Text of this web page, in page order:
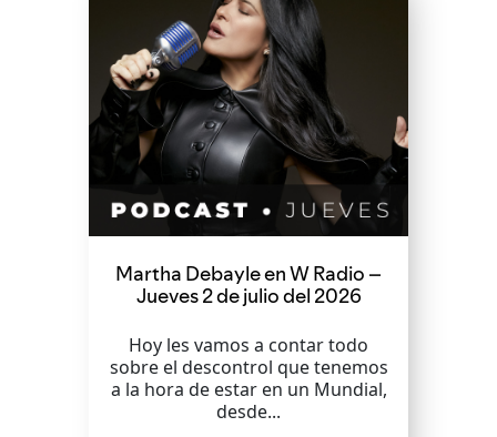
Martha Debayle en W Radio –
Jueves 2 de julio del 2026
Hoy les vamos a contar todo
sobre el descontrol que tenemos
a la hora de estar en un Mundial,
desde...